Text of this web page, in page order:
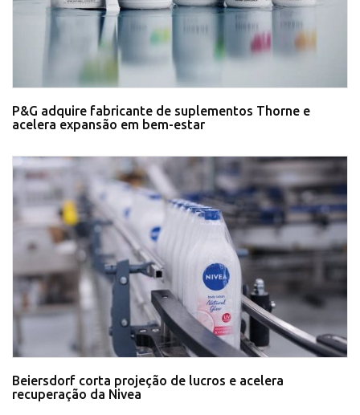
P&G adquire fabricante de suplementos Thorne e
acelera expansão em bem-estar
Beiersdorf corta projeção de lucros e acelera
recuperação da Nivea